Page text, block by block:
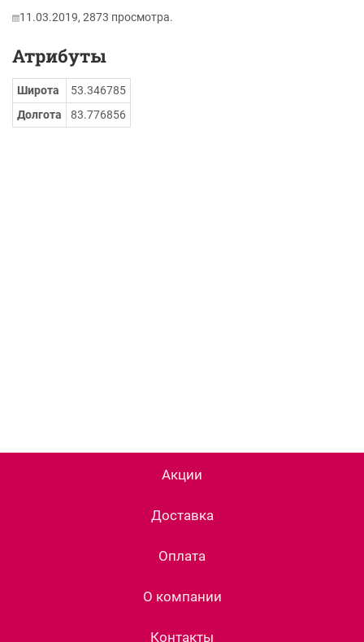
11.03.2019, 2873 просмотра.
Атрибуты
Широта
53.346785
Долгота
83.776856
Акции
Доставка
Оплата
О компании
Контакты